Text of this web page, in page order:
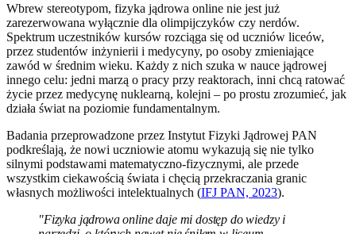
Wbrew stereotypom, fizyka jądrowa online nie jest już
zarezerwowana wyłącznie dla olimpijczyków czy nerdów.
Spektrum uczestników kursów rozciąga się od uczniów liceów,
przez studentów inżynierii i medycyny, po osoby zmieniające
zawód w średnim wieku. Każdy z nich szuka w nauce jądrowej
innego celu: jedni marzą o pracy przy reaktorach, inni chcą ratować
życie przez medycynę nuklearną, kolejni – po prostu zrozumieć, jak
działa świat na poziomie fundamentalnym.
Badania przeprowadzone przez Instytut Fizyki Jądrowej PAN
podkreślają, że nowi uczniowie atomu wykazują się nie tylko
silnymi podstawami matematyczno-fizycznymi, ale przede
wszystkim ciekawością świata i chęcią przekraczania granic
własnych możliwości intelektualnych (IFJ PAN, 2023).
"Fizyka jądrowa online daje mi dostęp do wiedzy i